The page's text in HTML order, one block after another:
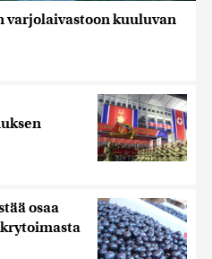
varjolaivastoon kuuluvan
osaa